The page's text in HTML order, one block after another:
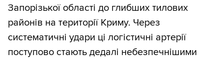
Запорізької області до глибших тилових
районів на території Криму. Через
систематичні удари ці логістичні артерії
поступово стають дедалі небезпечнішими